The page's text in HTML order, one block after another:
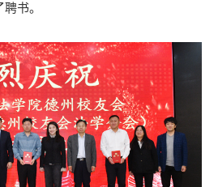
书。